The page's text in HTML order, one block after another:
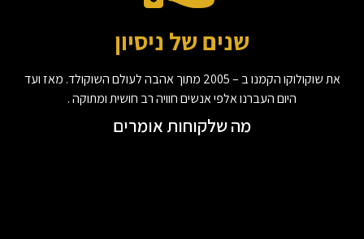
שנים של ניסיון
את שוקולוקו הקמנו ב – 2005 מתוך אהבה לעולם השוקולד. מאז ועד
היום העברנו אלפי אנשים חוויה רב חושית ומתוקה .
מה שלקוחות אומרים